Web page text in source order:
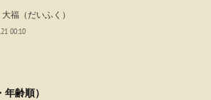
福（だいふく）
00:10
齢順）